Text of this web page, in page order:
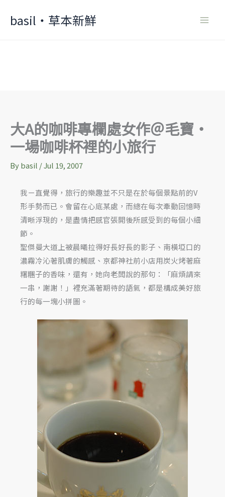
basil‧草本新鮮
大A的咖啡專欄處女作＠毛寶‧
一場咖啡杯裡的小旅行
Bybasil /Jul 19, 2007
我ㄧ直覺得，旅行的樂趣並不只是在於每個景點前的V
形手勢而已。會留在心底某處，而總在每次牽動回憶時
清晰浮現的，是盡情把感官張開後所感受到的每個小細
節。
聖傑曼大道上被晨曦拉得好長好長的影子、南橫埡口的
濃霧冷沁著肌膚的觸感、京都神社前小店用炭火烤著麻
糬糰子的香味，還有，她向老闆說的那句：「麻煩請來
一串，謝謝！」裡充滿著期待的語氣，都是構成美好旅
行的每一塊小拼圖。